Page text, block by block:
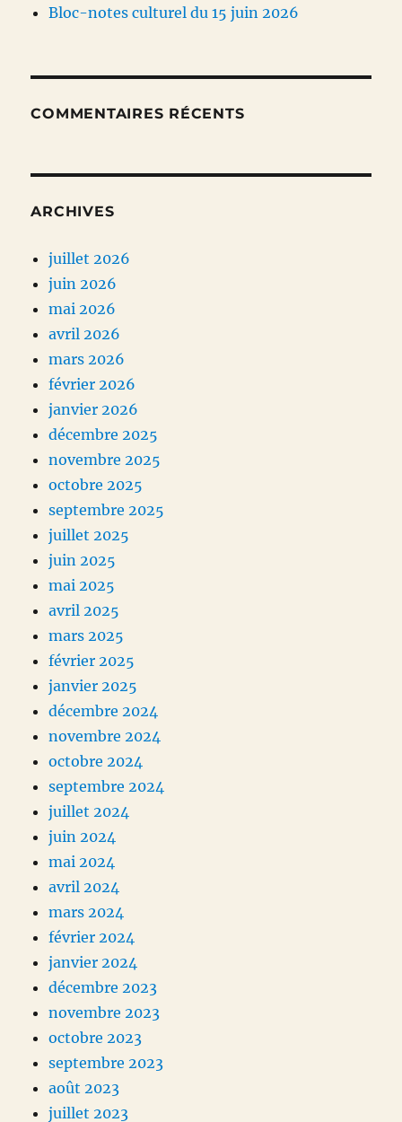
Bloc-notes culturel du 15 juin 2026
COMMENTAIRES RÉCENTS
ARCHIVES
juillet 2026
juin 2026
mai 2026
avril 2026
mars 2026
février 2026
janvier 2026
décembre 2025
novembre 2025
octobre 2025
septembre 2025
juillet 2025
juin 2025
mai 2025
avril 2025
mars 2025
février 2025
janvier 2025
décembre 2024
novembre 2024
octobre 2024
septembre 2024
juillet 2024
juin 2024
mai 2024
avril 2024
mars 2024
février 2024
janvier 2024
décembre 2023
novembre 2023
octobre 2023
septembre 2023
août 2023
juillet 2023